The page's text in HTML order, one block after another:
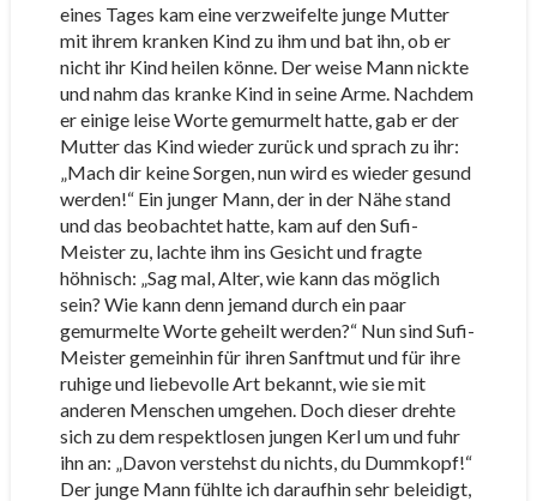
eines Tages kam eine verzweifelte junge Mutter
mit ihrem kranken Kind zu ihm und bat ihn, ob er
nicht ihr Kind heilen könne. Der weise Mann nickte
und nahm das kranke Kind in seine Arme. Nachdem
er einige leise Worte gemurmelt hatte, gab er der
Mutter das Kind wieder zurück und sprach zu ihr:
„Mach dir keine Sorgen, nun wird es wieder gesund
werden!“ Ein junger Mann, der in der Nähe stand
und das beobachtet hatte, kam auf den Sufi-
Meister zu, lachte ihm ins Gesicht und fragte
höhnisch: „Sag mal, Alter, wie kann das möglich
sein? Wie kann denn jemand durch ein paar
gemurmelte Worte geheilt werden?“ Nun sind Sufi-
Meister gemeinhin für ihren Sanftmut und für ihre
ruhige und liebevolle Art bekannt, wie sie mit
anderen Menschen umgehen. Doch dieser drehte
sich zu dem respektlosen jungen Kerl um und fuhr
ihn an: „Davon verstehst du nichts, du Dummkopf!“
Der junge Mann fühlte ich daraufhin sehr beleidigt,